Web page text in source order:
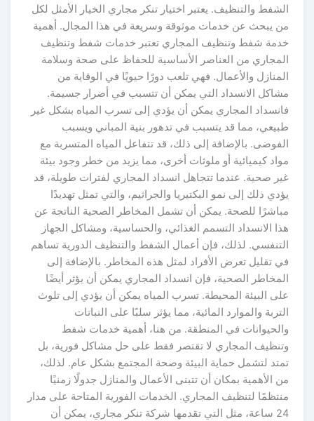
الشفط والتنظيف. يعتبر اختيار تنكر مجاري الخيار الأمثل لكل
من يبحث عن خدمات موثوقة وسريعة في هذا المجال. أهمية
خدمة شفط وتنظيف المجاري تعتبر خدمات شفط وتنظيف
المجاري من العناصر الأساسية للحفاظ على صحة وسلامة
المنازل والأعمال. فهي تلعب دورًا حيويًا في الوقاية من
مشاكل الانسداد التي يمكن أن تتسبب في أضرار جسيمة.
فانسداد المجاري يمكن أن يؤدي إلى تسرب المياه بشكل غير
طبيعي، مما قد يتسبب في تدهور بنية المباني ويسبب
الفوضى. بالإضافة إلى ذلك، قد تتفاعل المياه المتسربة مع
مواد كيميائية أو ملوثات أخرى، مما يزيد من خطر وجود بيئة
غير صحية. عندما تتجاهل انسداد المجاري لفترات طويلة، قد
يؤدي ذلك إلى نمو البكتيريا والجراثيم، والتي تمثل تهديدًا
مباشرًا للصحة. يمكن أن تشمل المخاطر الصحية الناتجة عن
هذا الانسداد التسمم الغذائي، والحساسية، ومشاكل الجهاز
التنفسي. لذلك، فإن أعمال الشفط والتنظيف الدورية تساهم
في تقليل تعرض الأفراد لمثل هذه المخاطر. بالإضافة إلى
المخاطر الصحية، فإن انسداد المجاري يمكن أن يؤثر أيضًا
على البيئة المحيطة. تسرب المياه يمكن أن يؤدي إلى تلوث
التربة والموارد المائية، مما يؤثر سلبًا على النباتات
والحيوانات في المنطقة. من هنا، أهمية خدمات شفط
وتنظيف المجاري لا تقتصر فقط على حل مشاكل فورية، بل
تمتد لتشمل حماية البيئة وصحة المجتمع بشكل عام. لذلك،
من الأهمية بمكان أن تتبنى الأعمال والمنازل جدولًا زمنيًا
منتظمًا لتنظيف المجاري. الخدمات الفورية المتاحة على مدار
24 ساعة، مثل التي تقدمها شركة تنكر مجاري، يمكن أن